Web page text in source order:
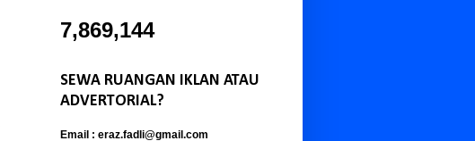
7,869,144
SEWA RUANGAN IKLAN ATAU
ADVERTORIAL?
Email : eraz.fadli@gmail.com